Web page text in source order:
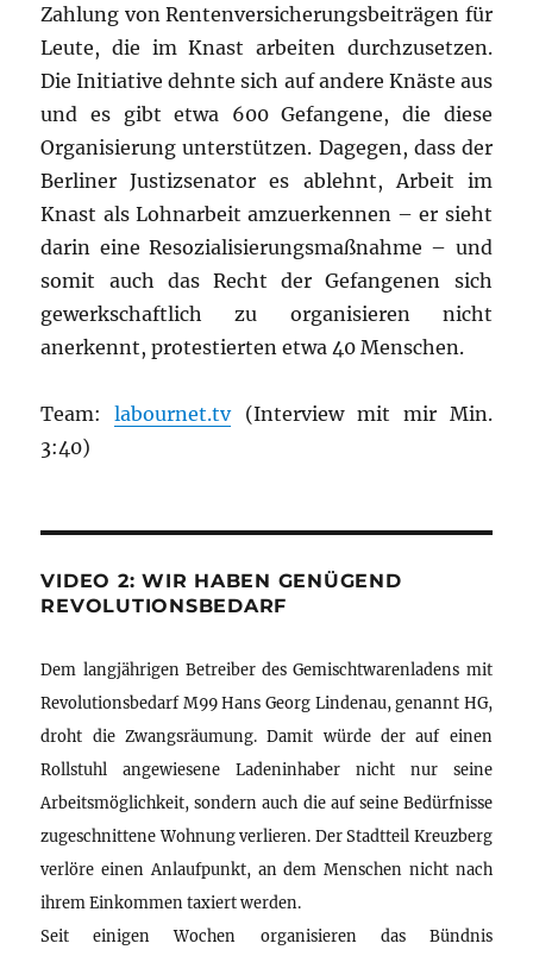
Zahlung von Rentenversicherungsbeiträgen für
Leute, die im Knast arbeiten durchzusetzen.
Die Initiative dehnte sich auf andere Knäste aus
und es gibt etwa 600 Gefangene, die diese
Organisierung unterstützen. Dagegen, dass der
Berliner Justizsenator es ablehnt, Arbeit im
Knast als Lohnarbeit amzuerkennen – er sieht
darin eine Resozialisierungsmaßnahme – und
somit auch das Recht der Gefangenen sich
gewerkschaftlich zu organisieren nicht
anerkennt, protestierten etwa 40 Menschen.
Team:labournet.tv(Interview mit mir Min.
3:40)
VIDEO 2: WIR HABEN GENÜGEND
REVOLUTIONSBEDARF
Dem langjährigen Betreiber des Gemischtwarenladens mit
Revolutionsbedarf M99 Hans Georg Lindenau, genannt HG,
droht die Zwangsräumung. Damit würde der auf einen
Rollstuhl angewiesene Ladeninhaber nicht nur seine
Arbeitsmöglichkeit, sondern auch die auf seine Bedürfnisse
zugeschnittene Wohnung verlieren. Der Stadtteil Kreuzberg
verlöre einen Anlaufpunkt, an dem Menschen nicht nach
ihrem Einkommen taxiert werden.
Seit einigen Wochen organisieren das Bündnis